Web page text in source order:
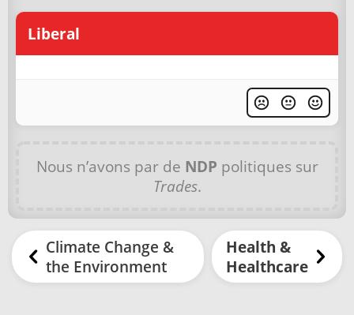
Liberal
Nous n’avons par de NDP politiques sur
Trades.
Climate Change &
the Environment
Health &
Healthcare